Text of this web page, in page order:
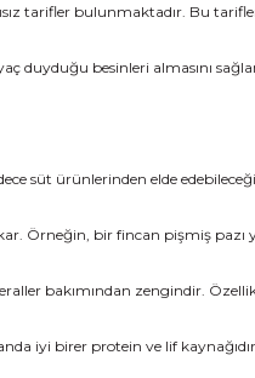
tarifler bulunmaktadır. Bu
duyduğu besinleri almasını
süt ürünlerinden elde
Örneğin, bir fincan pişmiş pazı
bakımından zengindir.
iyi birer protein ve lif